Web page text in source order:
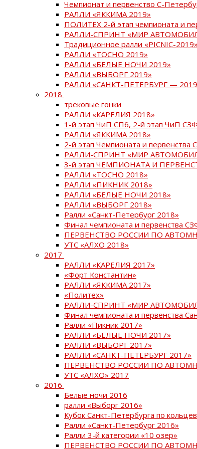
Чемпионат и первенство С-
РАЛЛИ «ЯККИМА 2019»
ПОЛИТЕХ 2-й этап чемпионата и
РАЛЛИ-СПРИНТ «МИР
Традиционное ралли «PICNIC-2019»
РАЛЛИ «ТОСНО 2019»
РАЛЛИ «БЕЛЫЕ НОЧИ 2019»
РАЛЛИ «ВЫБОРГ 2019»
РАЛЛИ «САНКТ-ПЕТЕРБУРГ —
2018
трековые гонки
РАЛЛИ «КАРЕЛИЯ 2018»
1-й этап ЧиП СПб, 2-й этап ЧиП
РАЛЛИ «ЯККИМА 2018»
2-й этап Чемпионата и первенства
РАЛЛИ-СПРИНТ «МИР
3-й этап ЧЕМПИОНАТА И
РАЛЛИ «ТОСНО 2018»
РАЛЛИ «ПИКНИК 2018»
РАЛЛИ «БЕЛЫЕ НОЧИ 2018»
РАЛЛИ «ВЫБОРГ 2018»
Ралли «Санкт-Петербург 2018»
Финал чемпионата и первенства
ПЕРВЕНСТВО РОССИИ ПО
УТС «АЛХО 2018»
2017
РАЛЛИ «КАРЕЛИЯ 2017»
«Форт Константин»
РАЛЛИ «ЯККИМА 2017»
«Политех»
РАЛЛИ-СПРИНТ «МИР
Финал чемпионата и первенства
Ралли «Пикник 2017»
РАЛЛИ «БЕЛЫЕ НОЧИ 2017»
РАЛЛИ «ВЫБОРГ 2017»
РАЛЛИ «САНКТ-ПЕТЕРБУРГ 2017»
ПЕРВЕНСТВО РОССИИ ПО
УТС «АЛХО» 2017
2016
Белые ночи 2016
ралли «Выборг 2016»
Кубок Санкт-Петербурга по
Ралли «Санкт-Петербург 2016»
Ралли 3-й категории «10 озер»
ПЕРВЕНСТВО РОССИИ ПО